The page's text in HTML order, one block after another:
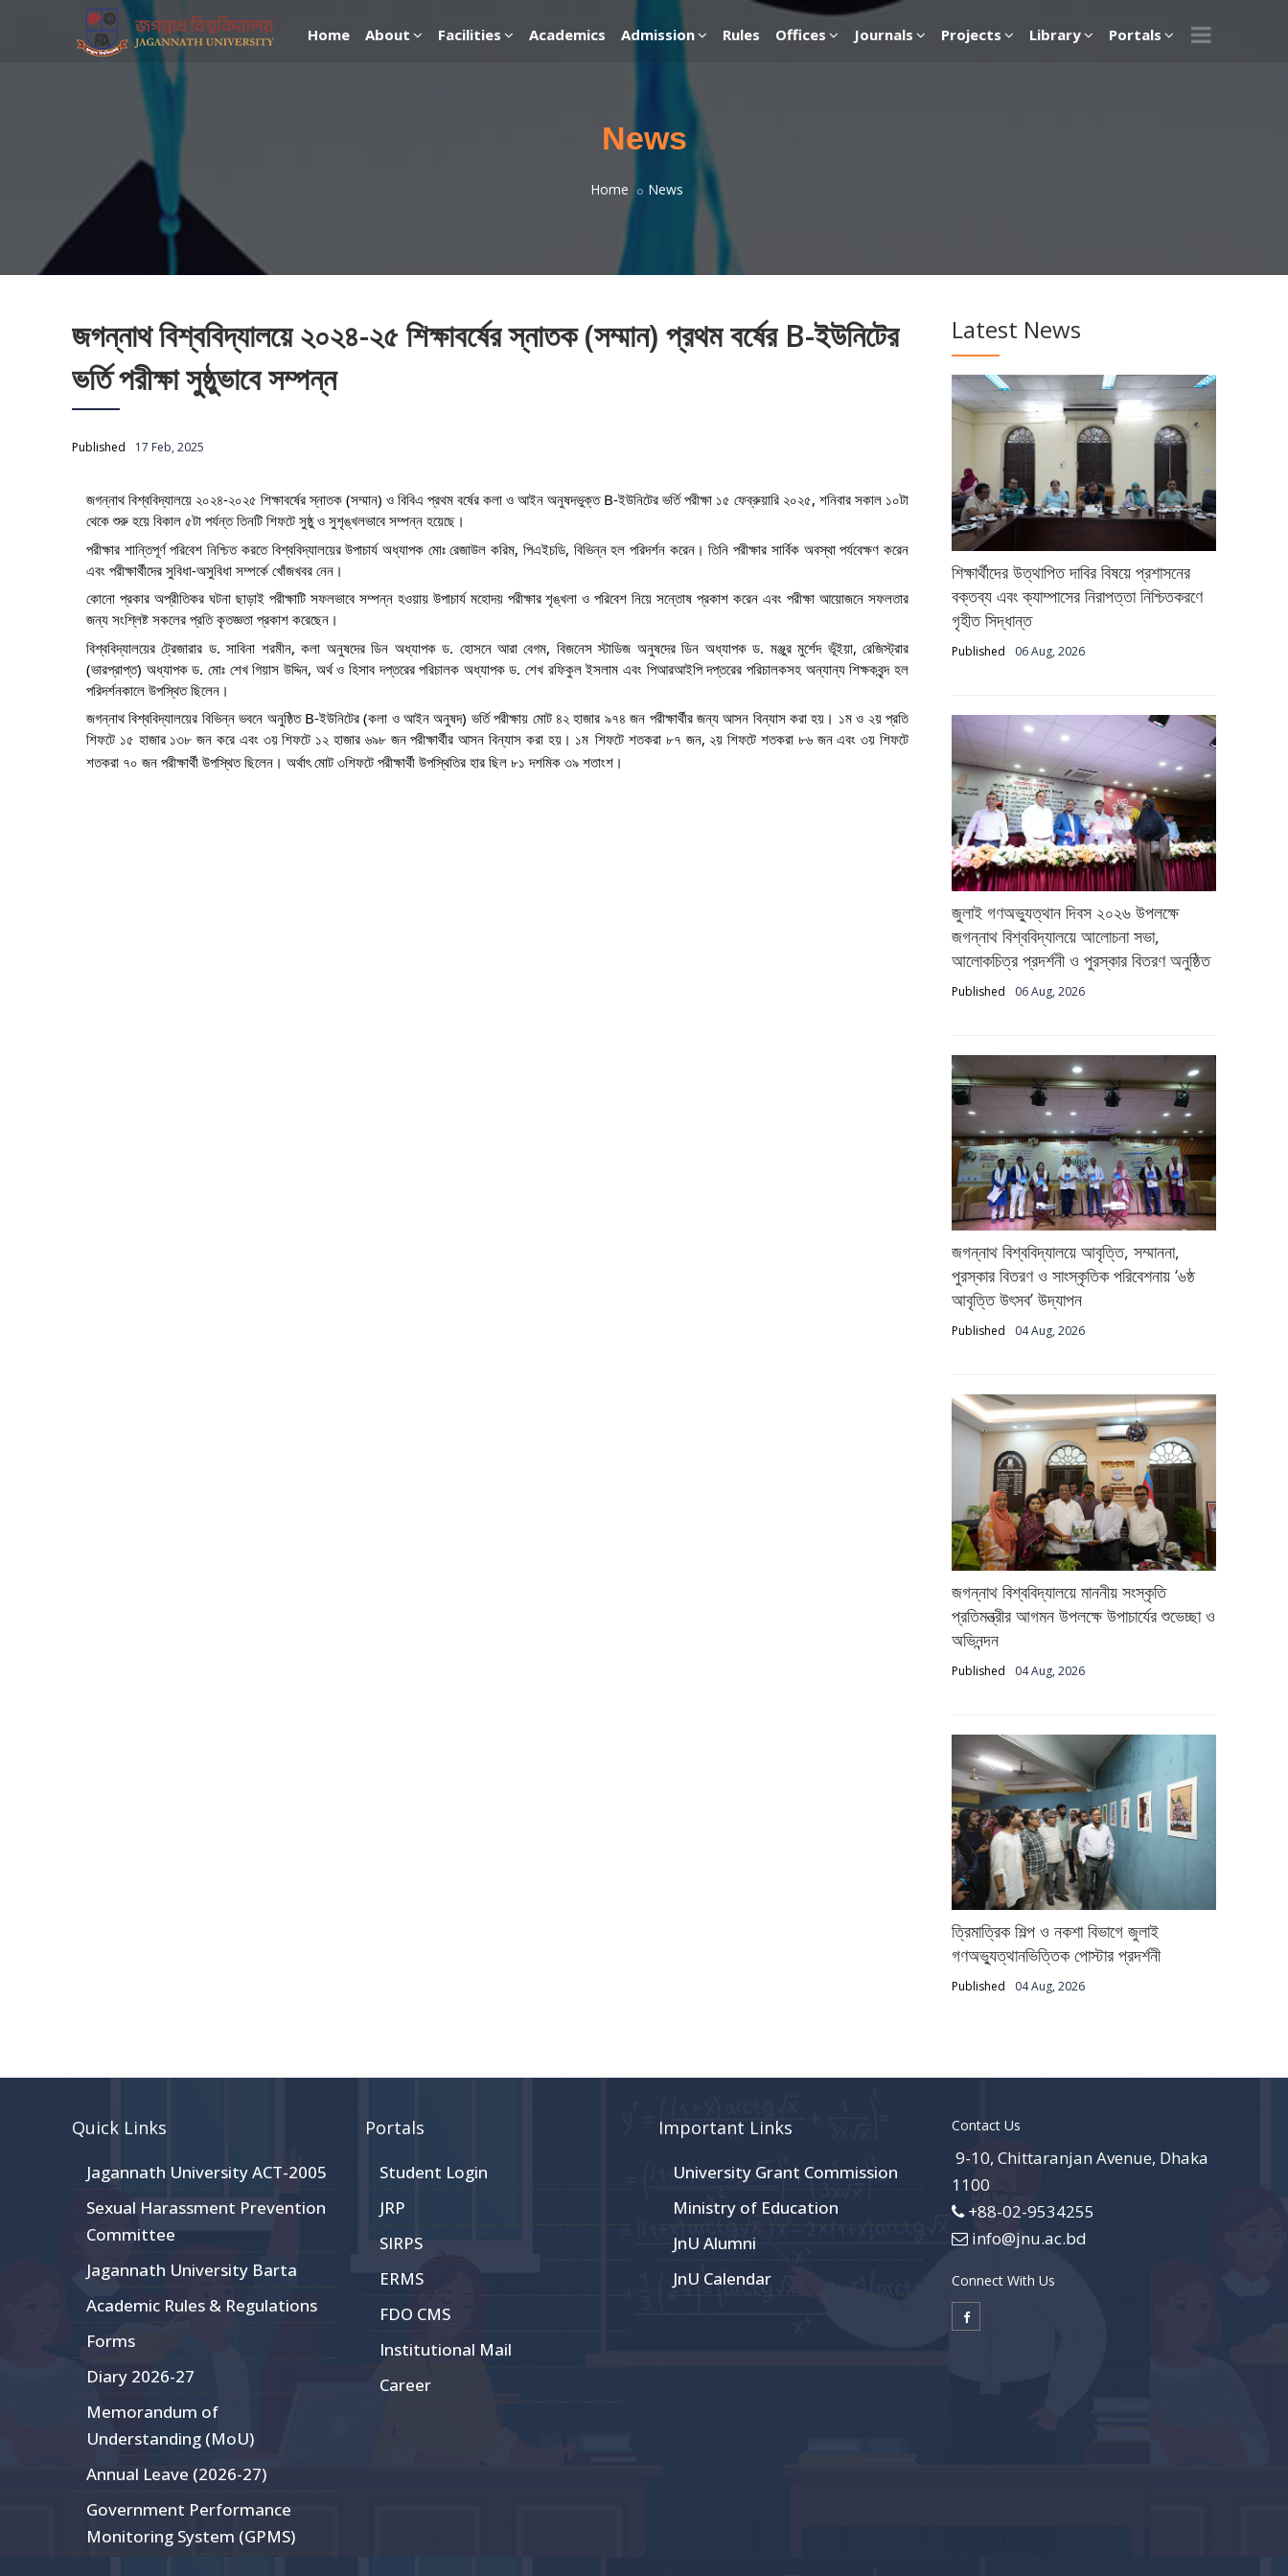
Home About Facilities Academics Admission Rules Offices Journals Projects Library Portals
News
Home News
জগন্নাথ বিশ্ববিদ্যালয়ে ২০২৪-২৫ শিক্ষাবর্ষের স্নাতক (সম্মান) প্রথম বর্ষের B-ইউনিটের
ভর্তি পরীক্ষা সুষ্ঠুভাবে সম্পন্ন
Published 17 Feb, 2025
জগন্নাথ বিশ্ববিদ্যালয়ে ২০২৪-২০২৫ শিক্ষাবর্ষের স্নাতক (সম্মান) ও বিবিএ প্রথম বর্ষের কলা ও আইন অনুষদভুক্ত B-ইউনিটের ভর্তি পরীক্ষা ১৫ ফেব্রুয়ারি ২০২৫, শনিবার সকাল ১০টা
থেকে শুরু হয়ে বিকাল ৫টা পর্যন্ত তিনটি শিফটে সুষ্ঠু ও সুশৃঙ্খলভাবে সম্পন্ন হয়েছে।
পরীক্ষার শান্তিপূর্ণ পরিবেশ নিশ্চিত করতে বিশ্ববিদ্যালয়ের উপাচার্য অধ্যাপক মোঃ রেজাউল করিম, পিএইচডি, বিভিন্ন হল পরিদর্শন করেন। তিনি পরীক্ষার সার্বিক অবস্থা পর্যবেক্ষণ করেন
এবং পরীক্ষার্থীদের সুবিধা-অসুবিধা সম্পর্কে খোঁজখবর নেন।
কোনো প্রকার অপ্রীতিকর ঘটনা ছাড়াই পরীক্ষাটি সফলভাবে সম্পন্ন হওয়ায় উপাচার্য মহোদয় পরীক্ষার শৃঙ্খলা ও পরিবেশ নিয়ে সন্তোষ প্রকাশ করেন এবং পরীক্ষা আয়োজনে সফলতার
জন্য সংশ্লিষ্ট সকলের প্রতি কৃতজ্ঞতা প্রকাশ করেছেন।
বিশ্ববিদ্যালয়ের ট্রেজারার ড. সাবিনা শরমীন, কলা অনুষদের ডিন অধ্যাপক ড. হোসনে আরা বেগম, বিজনেস স্টাডিজ অনুষদের ডিন অধ্যাপক ড. মঞ্জুর মুর্শেদ ভূঁইয়া, রেজিস্ট্রার
(ভারপ্রাপ্ত) অধ্যাপক ড. মোঃ শেখ গিয়াস উদ্দিন, অর্থ ও হিসাব দপ্তরের পরিচালক অধ্যাপক ড. শেখ রফিকুল ইসলাম এবং পিআরআইপি দপ্তরের পরিচালকসহ অন্যান্য শিক্ষকবৃন্দ হল
পরিদর্শনকালে উপস্থিত ছিলেন।
জগন্নাথ বিশ্ববিদ্যালয়ের বিভিন্ন ভবনে অনুষ্ঠিত B-ইউনিটের (কলা ও আইন অনুষদ) ভর্তি পরীক্ষায় মোট ৪২ হাজার ৯৭৪ জন পরীক্ষার্থীর জন্য আসন বিন্যাস করা হয়। ১ম ও ২য় প্রতি
শিফটে ১৫ হাজার ১৩৮ জন করে এবং ৩য় শিফটে ১২ হাজার ৬৯৮ জন পরীক্ষার্থীর আসন বিন্যাস করা হয়। ১ম শিফটে শতকরা ৮৭ জন, ২য় শিফটে শতকরা ৮৬ জন এবং ৩য় শিফটে
শতকরা ৭০ জন পরীক্ষার্থী উপস্থিত ছিলেন। অর্থাৎ মোট ৩শিফটে পরীক্ষার্থী উপস্থিতির হার ছিল ৮১ দশমিক ৩৯ শতাংশ।
Latest News
শিক্ষার্থীদের উত্থাপিত দাবির বিষয়ে প্রশাসনের
বক্তব্য এবং ক্যাম্পাসের নিরাপত্তা নিশ্চিতকরণে
গৃহীত সিদ্ধান্ত
Published 06 Aug, 2026
জুলাই গণঅভ্যুত্থান দিবস ২০২৬ উপলক্ষে
জগন্নাথ বিশ্ববিদ্যালয়ে আলোচনা সভা,
আলোকচিত্র প্রদর্শনী ও পুরস্কার বিতরণ অনুষ্ঠিত
Published 06 Aug, 2026
জগন্নাথ বিশ্ববিদ্যালয়ে আবৃত্তি, সম্মাননা,
পুরস্কার বিতরণ ও সাংস্কৃতিক পরিবেশনায় ‘৬ষ্ঠ
আবৃত্তি উৎসব’ উদ্‌যাপন
Published 04 Aug, 2026
জগন্নাথ বিশ্ববিদ্যালয়ে মাননীয় সংস্কৃতি
প্রতিমন্ত্রীর আগমন উপলক্ষে উপাচার্যের শুভেচ্ছা ও
অভিনন্দন
Published 04 Aug, 2026
ত্রিমাত্রিক শিল্প ও নকশা বিভাগে জুলাই
গণঅভ্যুত্থানভিত্তিক পোস্টার প্রদর্শনী
Published 04 Aug, 2026
Quick Links
Jagannath University ACT-2005
Sexual Harassment Prevention
Committee
Jagannath University Barta
Academic Rules & Regulations
Forms
Diary 2026-27
Memorandum of
Understanding (MoU)
Annual Leave (2026-27)
Government Performance
Monitoring System (GPMS)
Portals
Student Login
JRP
SIRPS
ERMS
FDO CMS
Institutional Mail
Career
Important Links
University Grant Commission
Ministry of Education
JnU Alumni
JnU Calendar
Contact Us
9-10, Chittaranjan Avenue, Dhaka
1100
+88-02-9534255
info@jnu.ac.bd
Connect With Us